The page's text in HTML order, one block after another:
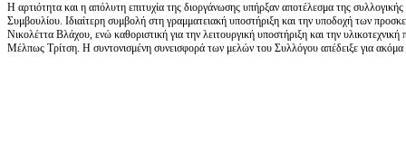
Η αρτιότητα και η απόλυτη επιτυχία της διοργάνωσης υπήρξαν αποτέλεσμα της
Συμβουλίου. Ιδιαίτερη συμβολή στη γραμματειακή υποστήριξη και την υποδοχή των
Νικολέττα Βλάχου, ενώ καθοριστική για την λειτουργική υποστήριξη και την
Μέλπως Τρίτση. Η συντονισμένη συνεισφορά των μελών του Συλλόγου απέδειξε για